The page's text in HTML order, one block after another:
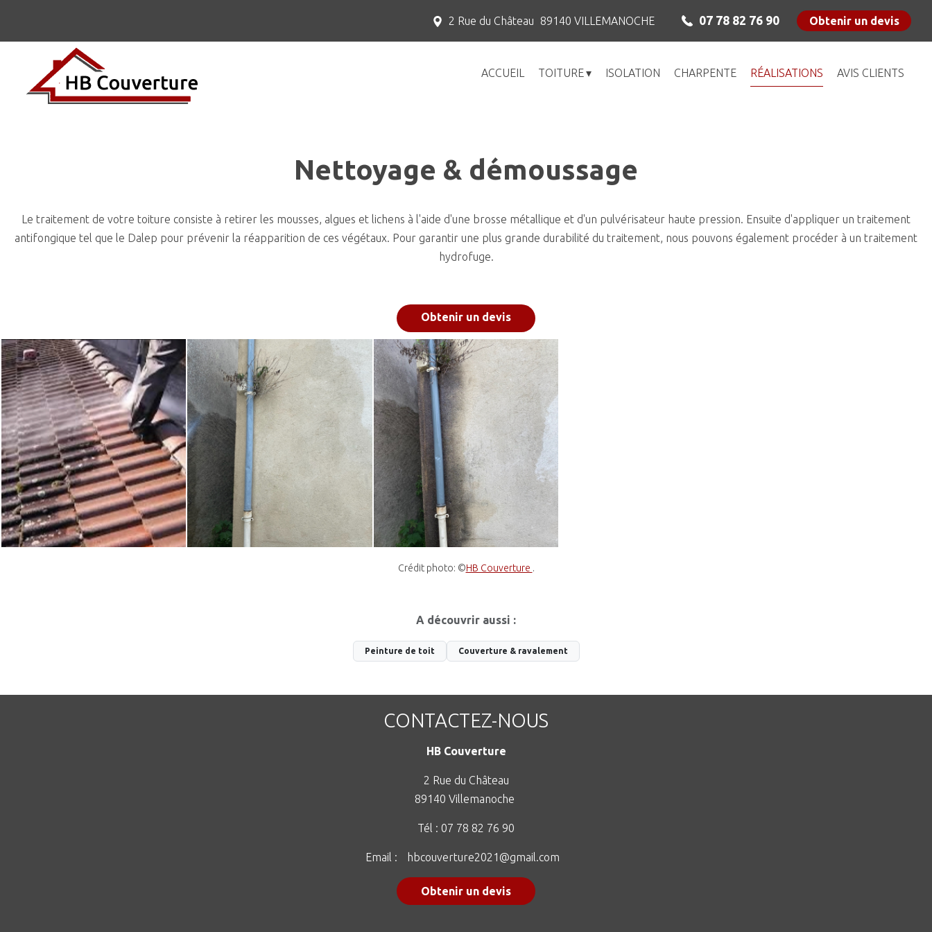
Obtenir un devis
2 Rue du Château 89140 VILLEMANOCHE 07 78 82 76 90
ACCUEIL TOITURE ISOLATION CHARPENTE RÉALISATIONS AVIS CLIENTS
Nettoyage & démoussage
Le traitement de votre toiture consiste à retirer les mousses, algues et lichens à l'aide d'une brosse métallique et d'un pulvérisateur haute pression. Ensuite d'appliquer un traitement
antifongique tel que le Dalep pour prévenir la réapparition de ces végétaux. Pour garantir une plus grande durabilité du traitement, nous pouvons également procéder à un traitement
hydrofuge.
Obtenir un devis
Crédit photo: ©HB Couverture .
A découvrir aussi :
Peinture de toit Couverture & ravalement
CONTACTEZ-NOUS
HB Couverture
2 Rue du Château
89140 Villemanoche
Tél : 07 78 82 76 90
Email : hbcouverture2021@gmail.com
Obtenir un devis